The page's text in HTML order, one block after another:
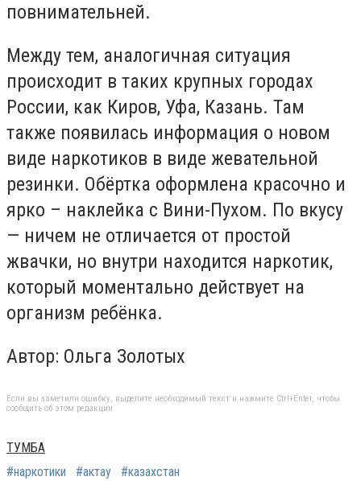
повнимательней.
Между тем, аналогичная ситуация
происходит в таких крупных городах
России, как Киров, Уфа, Казань. Там
также появилась информация о новом
виде наркотиков в виде жевательной
резинки. Обёртка оформлена красочно и
ярко – наклейка с Вини-Пухом. По вкусу
— ничем не отличается от простой
жвачки, но внутри находится наркотик,
который моментально действует на
организм ребёнка.
Автор: Ольга Золотых
Если вы заметили ошибку, выделите необходимый текст и нажмите Ctrl+Enter, чтобы
сообщить об этом редакции
ТУМБА
#наркотики
#актау #казахстан